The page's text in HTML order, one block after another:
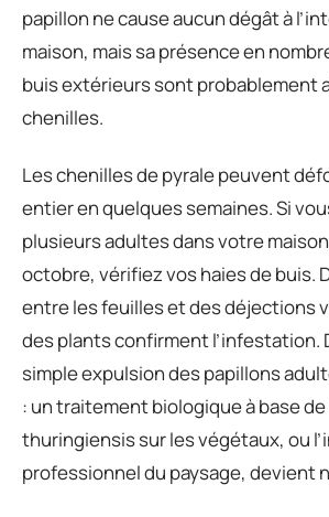
papillon ne cause aucun dégât à
maison, mais sa présence en
buis extérieurs sont probablement
chenilles.
Les chenilles de pyrale peuvent
entier en quelques semaines. Si
plusieurs adultes dans votre
octobre, vérifiez vos haies de buis.
entre les feuilles et des déjections
des plants confirment l’infestation.
simple expulsion des papillons
: un traitement biologique à base
thuringiensis sur les végétaux, ou
professionnel du paysage, devient